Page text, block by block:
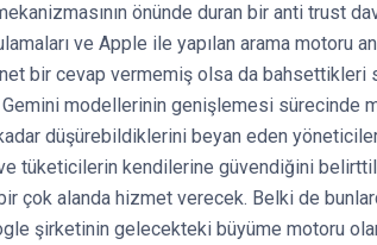
önünde duran bir anti trust
ve Apple ile yapılan arama motoru
bir cevap vermemiş olsa da bahsettikleri
modellerinin genişlemesi sürecinde
düşürebildiklerini beyan eden
tüketicilerin kendilerine güvendiğini
çok alanda hizmet verecek. Belki de
şirketinin gelecekteki büyüme motoru